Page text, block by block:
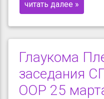
читать далее »
Глаукома
заседания
ООР 25